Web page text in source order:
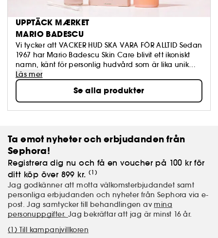
UPPTÄCK MÆRKET
MARIO BADESCU
Vi tycker att VACKER HUD SKA VARA FÖR ALLTID Sedan
1967 har Mario Badescu Skin Care blivit ett ikoniskt
namn, känt för personlig hudvård som är lika unik
som du är. Vi blandar kosmetisk kemi med estetisk
expertis för att skapa hudrutiner som levererar. Vår
filosofi är enkel: effektiv hudvård för alla – och med
nästan fyra generationer ansikten som bevisar att vi
har rätt!
Läs mer
Se alla produkter
Ta emot nyheter och erbjudanden från
Sephora!
Registrera dig nu och få en voucher på 100 kr för
ditt köp över 899 kr. (1)
Jag godkänner att motta välkomsterbjudandet samt
personliga erbjudanden och nyheter från Sephora via e-
post. Jag samtycker till behandlingen av mina
personuppgifter. Jag bekräftar att jag är minst 16 år.
(1) Till kampanjvillkoren